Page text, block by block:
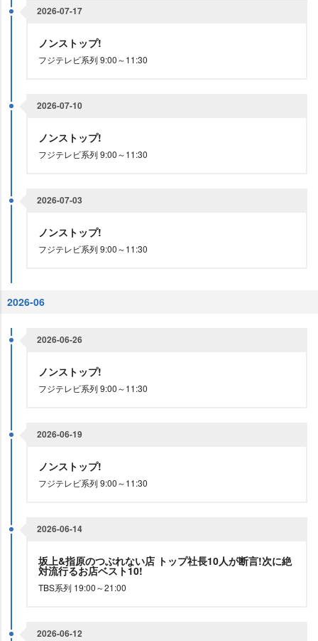
2026-07-17
ノンストップ!
フジテレビ系列 9:00～11:30
2026-07-10
ノンストップ!
フジテレビ系列 9:00～11:30
2026-07-03
ノンストップ!
フジテレビ系列 9:00～11:30
2026-06
2026-06-26
ノンストップ!
フジテレビ系列 9:00～11:30
2026-06-19
ノンストップ!
フジテレビ系列 9:00～11:30
2026-06-14
坂上&指原のつぶれない店 トップ社長10人が断言!次に絶
対流行るお店ベスト10!
TBS系列 19:00～21:00
2026-06-12